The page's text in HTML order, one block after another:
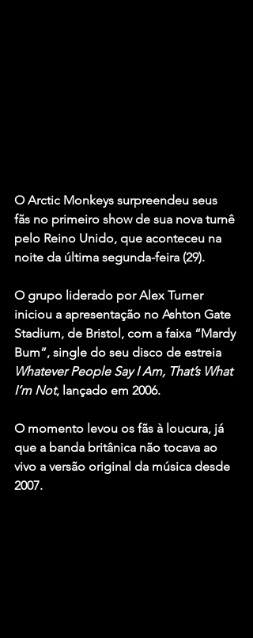
O Arctic Monkeys surpreendeu seus
fãs no primeiro show de sua nova turnê
pelo Reino Unido, que aconteceu na
noite da última segunda-feira (29).
O grupo liderado por Alex Turner
iniciou a apresentação no Ashton Gate
Stadium, de Bristol, com a faixa “Mardy
Bum”, single do seu disco de estreia
Whatever People Say I Am, That’s What
I’m Not, lançado em 2006.
O momento levou os fãs à loucura, já
que a banda britânica não tocava ao
vivo a versão original da música desde
2007.